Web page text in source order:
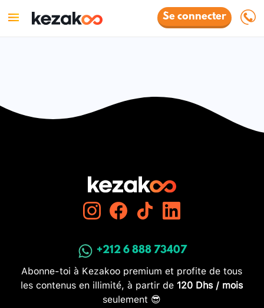
Se connecter
+212 6 888 73407
Abonne-toi à Kezakoo premium et profite de tous
les contenus en illimité, à partir de 120 Dhs / mois
seulement 😎